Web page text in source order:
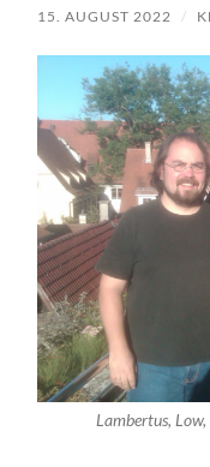
15. AUGUST 2022 /
Lambertus,